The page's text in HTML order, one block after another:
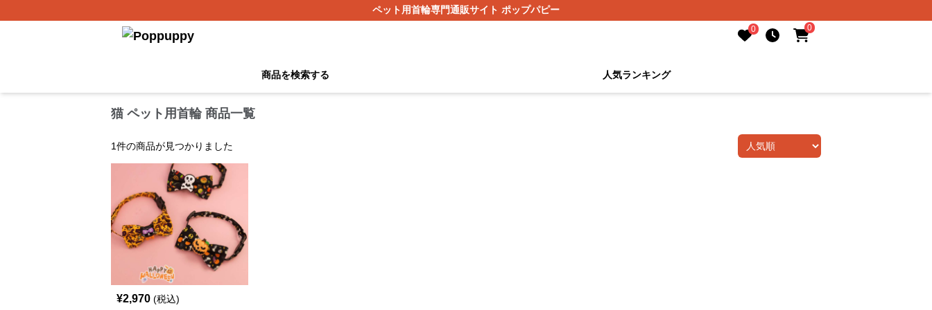
ペット用首輪専門通販サイト ポップパピー
0 0
商品を検索する 人気ランキング
猫 ペット用首輪 商品一覧
1件の商品が見つかりました
¥2,970 (税込)